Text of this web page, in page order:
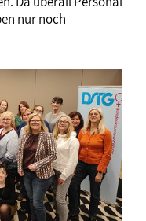
nur noch